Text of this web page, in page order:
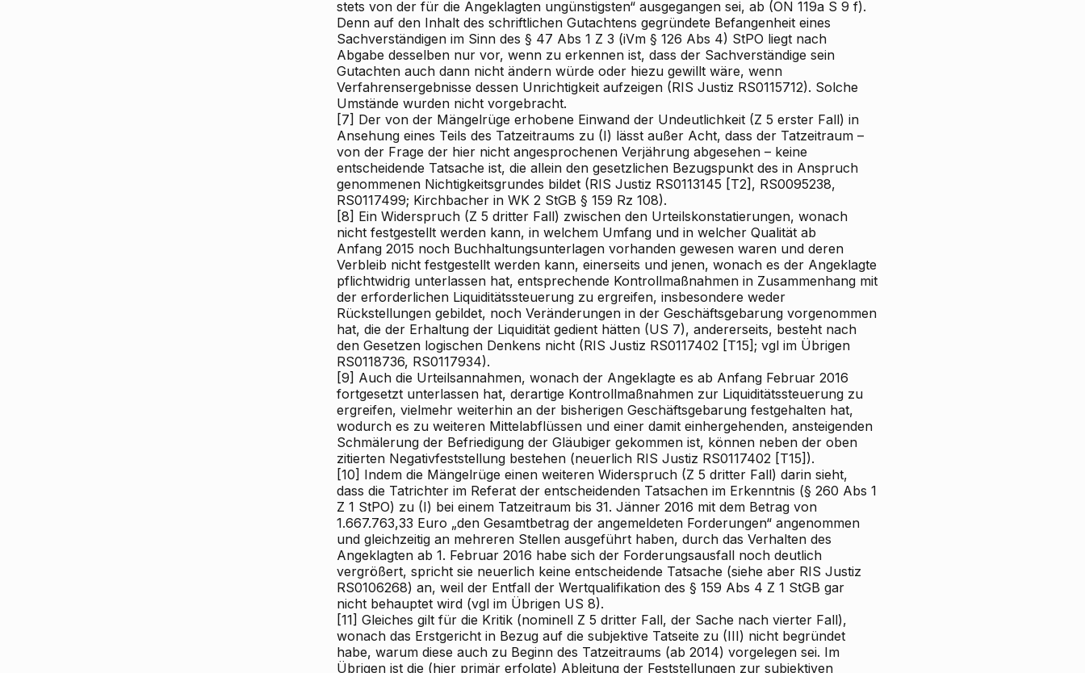
stets von der für die Angeklagten ungünstigsten“ ausgegangen sei, ab (ON 119a S 9 f).
Denn auf den Inhalt des schriftlichen Gutachtens gegründete Befangenheit eines
Sachverständigen im Sinn des § 47 Abs 1 Z 3 (iVm § 126 Abs 4) StPO liegt nach
Abgabe desselben nur vor, wenn zu erkennen ist, dass der Sachverständige sein
Gutachten auch dann nicht ändern würde oder hiezu gewillt wäre, wenn
Verfahrensergebnisse dessen Unrichtigkeit aufzeigen (RIS Justiz RS0115712). Solche
Umstände wurden nicht vorgebracht.
[7] Der von der Mängelrüge erhobene Einwand der Undeutlichkeit (Z 5 erster Fall) in
Ansehung eines Teils des Tatzeitraums zu (I) lässt außer Acht, dass der Tatzeitraum –
von der Frage der hier nicht angesprochenen Verjährung abgesehen – keine
entscheidende Tatsache ist, die allein den gesetzlichen Bezugspunkt des in Anspruch
genommenen Nichtigkeitsgrundes bildet (RIS Justiz RS0113145 [T2], RS0095238,
RS0117499; Kirchbacher in WK 2 StGB § 159 Rz 108).
[8] Ein Widerspruch (Z 5 dritter Fall) zwischen den Urteilskonstatierungen, wonach
nicht festgestellt werden kann, in welchem Umfang und in welcher Qualität ab
Anfang 2015 noch Buchhaltungsunterlagen vorhanden gewesen waren und deren
Verbleib nicht festgestellt werden kann, einerseits und jenen, wonach es der Angeklagte
pflichtwidrig unterlassen hat, entsprechende Kontrollmaßnahmen in Zusammenhang mit
der erforderlichen Liquiditätssteuerung zu ergreifen, insbesondere weder
Rückstellungen gebildet, noch Veränderungen in der Geschäftsgebarung vorgenommen
hat, die der Erhaltung der Liquidität gedient hätten (US 7), andererseits, besteht nach
den Gesetzen logischen Denkens nicht (RIS Justiz RS0117402 [T15]; vgl im Übrigen
RS0118736, RS0117934).
[9] Auch die Urteilsannahmen, wonach der Angeklagte es ab Anfang Februar 2016
fortgesetzt unterlassen hat, derartige Kontrollmaßnahmen zur Liquiditätssteuerung zu
ergreifen, vielmehr weiterhin an der bisherigen Geschäftsgebarung festgehalten hat,
wodurch es zu weiteren Mittelabflüssen und einer damit einhergehenden, ansteigenden
Schmälerung der Befriedigung der Gläubiger gekommen ist, können neben der oben
zitierten Negativfeststellung bestehen (neuerlich RIS Justiz RS0117402 [T15]).
[10] Indem die Mängelrüge einen weiteren Widerspruch (Z 5 dritter Fall) darin sieht,
dass die Tatrichter im Referat der entscheidenden Tatsachen im Erkenntnis (§ 260 Abs 1
Z 1 StPO) zu (I) bei einem Tatzeitraum bis 31. Jänner 2016 mit dem Betrag von
1.667.763,33 Euro „den Gesamtbetrag der angemeldeten Forderungen“ angenommen
und gleichzeitig an mehreren Stellen ausgeführt haben, durch das Verhalten des
Angeklagten ab 1. Februar 2016 habe sich der Forderungsausfall noch deutlich
vergrößert, spricht sie neuerlich keine entscheidende Tatsache (siehe aber RIS Justiz
RS0106268) an, weil der Entfall der Wertqualifikation des § 159 Abs 4 Z 1 StGB gar
nicht behauptet wird (vgl im Übrigen US 8).
[11] Gleiches gilt für die Kritik (nominell Z 5 dritter Fall, der Sache nach vierter Fall),
wonach das Erstgericht in Bezug auf die subjektive Tatseite zu (III) nicht begründet
habe, warum diese auch zu Beginn des Tatzeitraums (ab 2014) vorgelegen sei. Im
Übrigen ist die (hier primär erfolgte) Ableitung der Feststellungen zur subjektiven